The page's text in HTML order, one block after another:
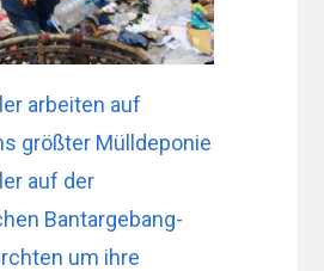
arbeiten auf
größter Mülldeponie
auf der
Bantargebang-
um ihre